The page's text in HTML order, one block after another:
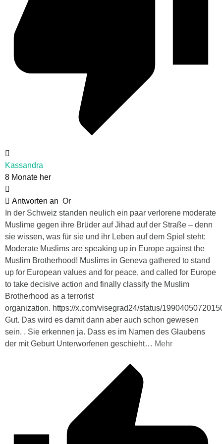
Kassandra
8 Monate her
Antworten an Or
In der Schweiz standen neulich ein paar verlorene moderate
Muslime gegen ihre Brüder auf Jihad auf der Straße – denn
sie wissen, was für sie und ihr Leben auf dem Spiel steht:
Moderate Muslims are speaking up in Europe against the
Muslim Brotherhood! Muslims in Geneva gathered to stand
up for European values and for peace, and called for Europe
to take decisive action and finally classify the Muslim
Brotherhood as a terrorist
organization. https://x.com/visegrad24/status/
Gut. Das wird es damit dann aber auch schon gewesen
sein. . Sie erkennen ja. Dass es im Namen des Glaubens
der mit Geburt Unterworfenen geschieht… Mehr